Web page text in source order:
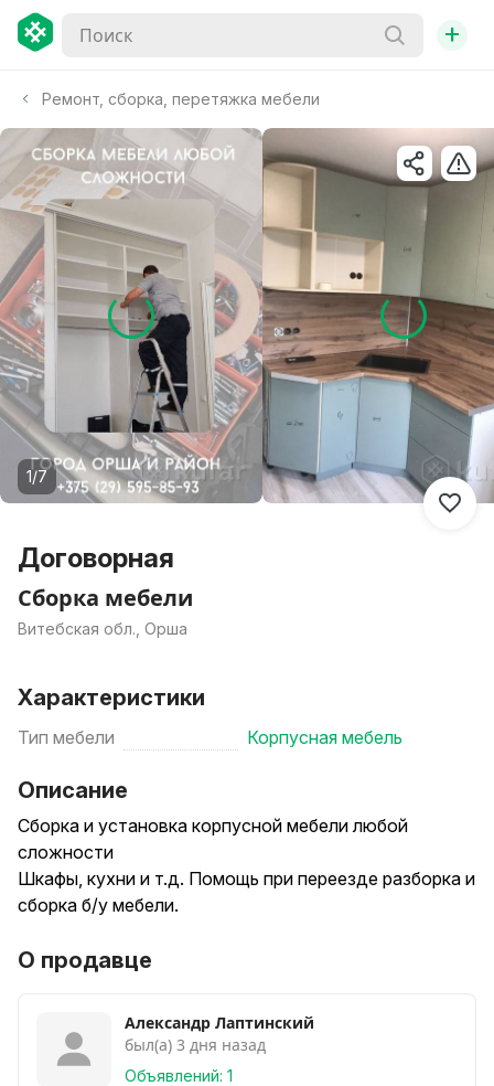
+
Ремонт, сборка, перетяжка мебели
1/7
Договорная
Сборка мебели
Витебская обл., Орша
Характеристики
Тип мебели Корпусная мебель
Описание
Сборка и установка корпусной мебели любой
сложности
Шкафы, кухни и т.д. Помощь при переезде разборка и
сборка б/у мебели.
О продавце
Александр Лаптинский
был(а) 3 дня назад
Объявлений: 1